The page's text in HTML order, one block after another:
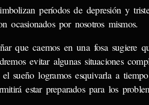
períodos de depresión y
ocasionados por nosotros mismos.
que caemos en una fosa sugiere
evitar algunas situaciones
sueño logramos esquivarla a
estar preparados para los